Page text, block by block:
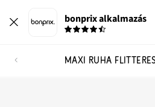
bonprix alkalmazás
MAXI RUHA